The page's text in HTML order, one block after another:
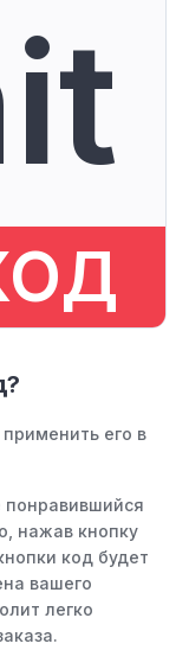
его в
понравившийся
нажав кнопку
код будет
вашего
легко